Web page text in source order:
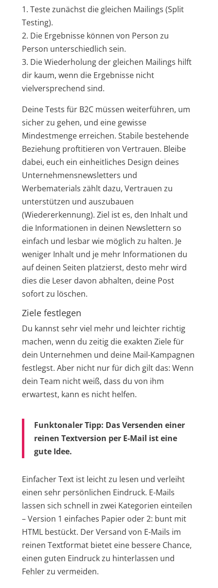
1. Teste zunächst die gleichen Mailings (Split
Testing).
2. Die Ergebnisse können von Person zu
Person unterschiedlich sein.
3. Die Wiederholung der gleichen Mailings hilft
dir kaum, wenn die Ergebnisse nicht
vielversprechend sind.
Deine Tests für B2C müssen weiterführen, um
sicher zu gehen, und eine gewisse
Mindestmenge erreichen. Stabile bestehende
Beziehung proftitieren von Vertrauen. Bleibe
dabei, euch ein einheitliches Design deines
Unternehmensnewsletters und
Werbematerials zählt dazu, Vertrauen zu
unterstützen und auszubauen
(Wiedererkennung). Ziel ist es, den Inhalt und
die Informationen in deinen Newslettern so
einfach und lesbar wie möglich zu halten. Je
weniger Inhalt und je mehr Informationen du
auf deinen Seiten platzierst, desto mehr wird
dies die Leser davon abhalten, deine Post
sofort zu löschen.
Ziele festlegen
Du kannst sehr viel mehr und leichter richtig
machen, wenn du zeitig die exakten Ziele für
dein Unternehmen und deine Mail-Kampagnen
festlegst. Aber nicht nur für dich gilt das: Wenn
dein Team nicht weiß, dass du von ihm
erwartest, kann es nicht helfen.
Funktonaler Tipp: Das Versenden einer
reinen Textversion per E-Mail ist eine
gute Idee.
Einfacher Text ist leicht zu lesen und verleiht
einen sehr persönlichen Eindruck. E-Mails
lassen sich schnell in zwei Kategorien einteilen
– Version 1 einfaches Papier oder 2: bunt mit
HTML bestückt. Der Versand von E-Mails im
reinen Textformat bietet eine bessere Chance,
einen guten Eindruck zu hinterlassen und
Fehler zu vermeiden.